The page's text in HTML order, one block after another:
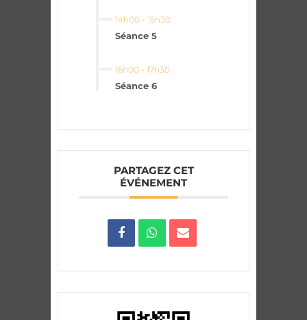
14h00 - 15h30
Séance 5
16h00 - 17h30
Séance 6
PARTAGEZ CET
ÉVÉNEMENT